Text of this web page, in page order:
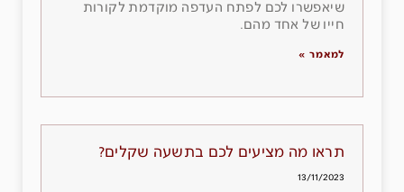
שיאפשרו לכם לפתח העדפה מוקדמת לקורות
חייו של אחד מהם.
למאמר »
תראו מה מציעים לכם בתשעה שקלים?
13/11/2023